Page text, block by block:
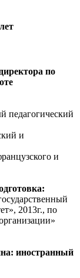
по
педагогический
и
и
2013г., по
иностранный